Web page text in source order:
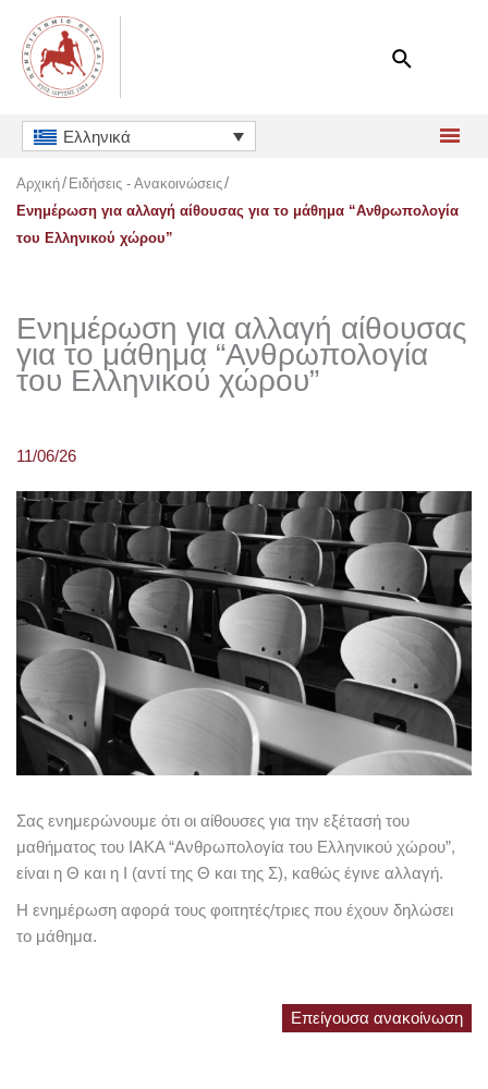
περιεχόμενο
Ελληνικά
Αρχική Ειδήσεις - Ανακοινώσεις
Ενημέρωση για αλλαγή αίθουσας για το μάθημα “Ανθρωπολογία
του Ελληνικού χώρου”
Ενημέρωση για αλλαγή αίθουσας
για το μάθημα “Ανθρωπολογία
του Ελληνικού χώρου”
11/06/26
Σας ενημερώνουμε ότι οι αίθουσες για την εξέτασή του
μαθήματος του ΙΑΚΑ “Ανθρωπολογία του Ελληνικού χώρου”,
είναι η Θ και η Ι (αντί της Θ και της Σ), καθώς έγινε αλλαγή.
Η ενημέρωση αφορά τους φοιτητές/τριες που έχουν δηλώσει
το μάθημα.
Επείγουσα ανακοίνωση